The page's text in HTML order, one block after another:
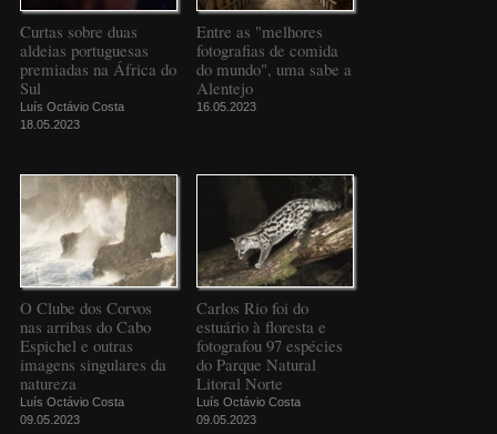
Curtas sobre duas
aldeias portuguesas
premiadas na África do
Sul
Luís Octávio Costa
18.05.2023
Entre as "melhores
fotografias de comida
do mundo", uma sabe a
Alentejo
16.05.2023
O Clube dos Corvos
nas arribas do Cabo
Espichel e outras
imagens singulares da
natureza
Luís Octávio Costa
09.05.2023
Carlos Rio foi do
estuário à floresta e
fotografou 97 espécies
do Parque Natural
Litoral Norte
Luís Octávio Costa
09.05.2023